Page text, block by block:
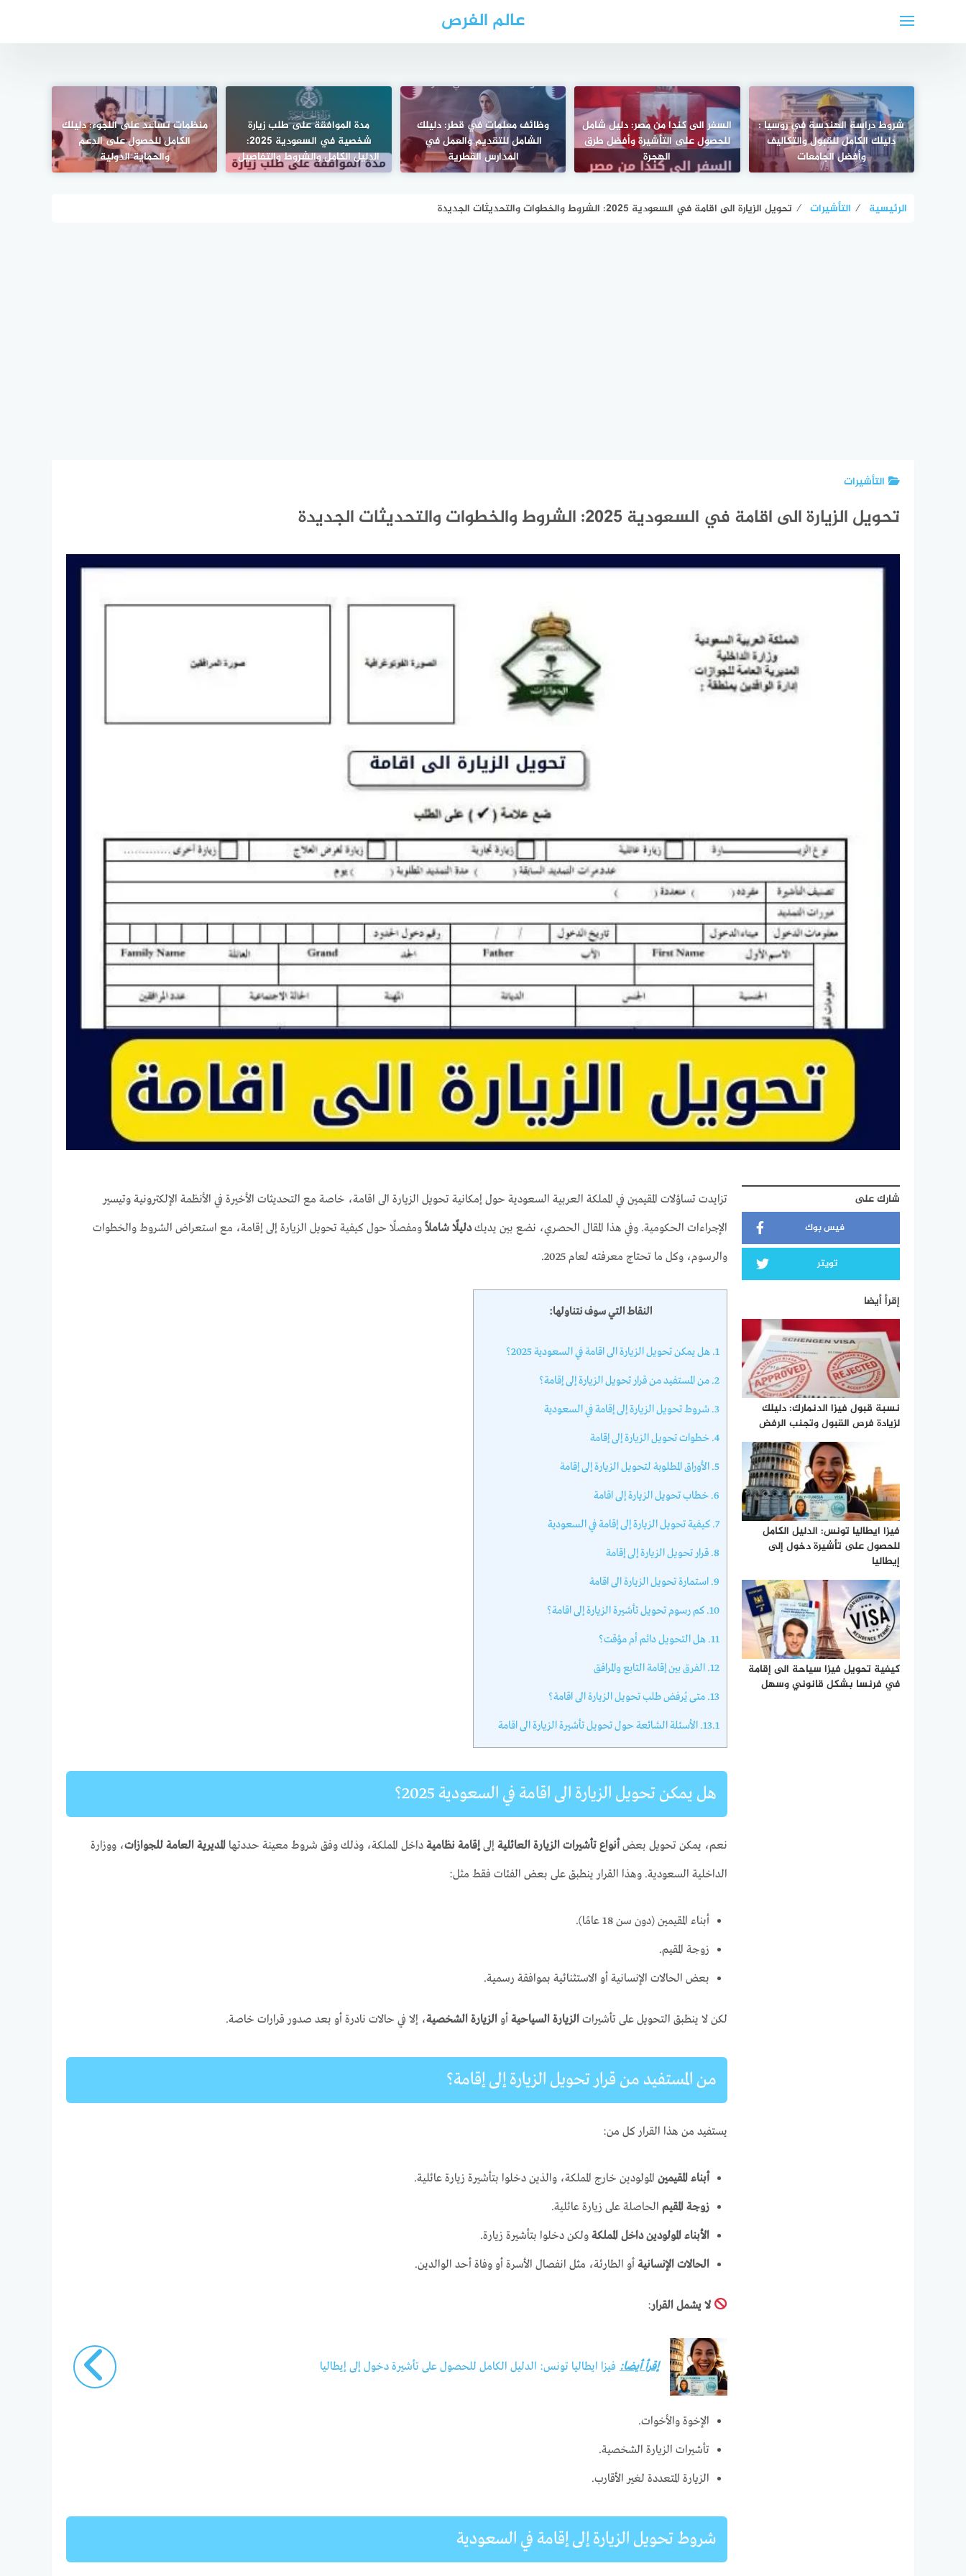
عالم الفرص
شروط دراسة الهندسة في روسيا :
دليلك الكامل للقبول والتكاليف
وأفضل الجامعات
السفر الى كندا من مصر: دليل شامل
للحصول على التأشيرة وأفضل طرق
الهجرة
وظائف معلمات في قطر: دليلك
الشامل للتقديم والعمل في
المدارس القطرية
مدة الموافقة على طلب زيارة
شخصية في السعودية 2025:
الدليل الكامل والشروط والتفاصيل
منظمات تساعد على اللجوء: دليلك
الكامل للحصول على الدعم
والحماية الدولية
الرئيسية ⁄ التأشيرات ⁄ تحويل الزيارة الى اقامة في السعودية 2025: الشروط والخطوات والتحديثات الجديدة
التأشيرات
تحويل الزيارة الى اقامة في السعودية 2025: الشروط والخطوات والتحديثات الجديدة
شارك على
فيس بوك
تويتر
إقرأ أيضا
نسبة قبول فيزا الدنمارك: دليلك
لزيادة فرص القبول وتجنب الرفض
فيزا ايطاليا تونس: الدليل الكامل
للحصول على تأشيرة دخول إلى
إيطاليا
كيفية تحويل فيزا سياحة الى إقامة
في فرنسا بشكل قانوني وسهل
تزايدت تساؤلات المقيمين في المملكة العربية السعودية حول إمكانية تحويل الزيارة الى اقامة، خاصة مع التحديثات الأخيرة في الأنظمة الإلكترونية وتيسير
الإجراءات الحكومية. وفي هذا المقال الحصري، نضع بين يديكدليلًا شاملاً ومفصلًا حول كيفية تحويل الزيارة إلى إقامة، مع استعراض الشروط والخطوات
والرسوم، وكل ما تحتاج معرفته لعام 2025.
النقاط التي سوف نتناولها:
1. هل يمكن تحويل الزيارة الى اقامة في السعودية 2025؟
2. من المستفيد من قرار تحويل الزيارة إلى إقامة؟
3. شروط تحويل الزيارة إلى إقامة في السعودية
4. خطوات تحويل الزيارة إلى إقامة
5. الأوراق المطلوبة لتحويل الزيارة إلى إقامة
6. خطاب تحويل الزيارة إلى اقامة
7. كيفية تحويل الزيارة إلى إقامة في السعودية
8. قرار تحويل الزيارة إلى إقامة
9. استمارة تحويل الزيارة الى اقامة
10. كم رسوم تحويل تأشيرة الزيارة إلى اقامة؟
11. هل التحويل دائم أم مؤقت؟
12. الفرق بين إقامة التابع والمرافق
13. متى يُرفض طلب تحويل الزيارة الى اقامة؟
13.1. الأسئلة الشائعة حول تحويل تأشيرة الزيارة الى اقامة
هل يمكن تحويل الزيارة الى اقامة في السعودية 2025؟
نعم، يمكن تحويل بعض أنواع تأشيرات الزيارة العائلية إلى إقامة نظامية داخل المملكة، وذلك وفق شروط معينة حددتها المديرية العامة للجوازات، ووزارة
الداخلية السعودية. وهذا القرار ينطبق على بعض الفئات فقط مثل:
أبناء المقيمين (دون سن 18 عامًا).
زوجة المقيم.
بعض الحالات الإنسانية أو الاستثنائية بموافقة رسمية.
لكن لا ينطبق التحويل على تأشيرات الزيارة السياحية أو الزيارة الشخصية، إلا في حالات نادرة أو بعد صدور قرارات خاصة.
من المستفيد من قرار تحويل الزيارة إلى إقامة؟
يستفيد من هذا القرار كل من:
أبناء المقيمين المولودين خارج المملكة، والذين دخلوا بتأشيرة زيارة عائلية.
زوجة المقيم الحاصلة على زيارة عائلية.
الأبناء المولودين داخل المملكة ولكن دخلوا بتأشيرة زيارة.
الحالات الإنسانية أو الطارئة، مثل انفصال الأسرة أو وفاة أحد الوالدين.
لا يشمل القرار:
إقرأ أيضا: فيزا ايطاليا تونس: الدليل الكامل للحصول على تأشيرة دخول إلى إيطاليا
الإخوة والأخوات.
تأشيرات الزيارة الشخصية.
الزيارة المتعددة لغير الأقارب.
شروط تحويل الزيارة إلى إقامة في السعودية